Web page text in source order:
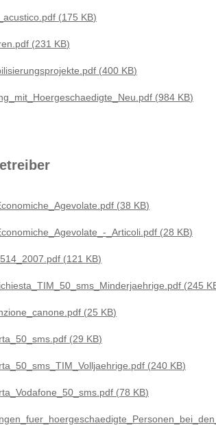
175 KB
231 KB
400 KB
984 KB
38 KB
_Articoli.pdf 28 KB
121 KB
245
25 KB
29 KB
240 KB
78 KB